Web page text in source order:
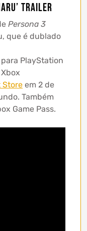
trailer
Persona 3
que é dublado
PlayStation
Xbox
Store em 2 de
Também
Game Pass.